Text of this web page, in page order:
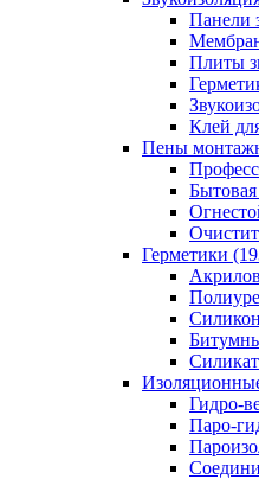
Панели
Плиты
Клей
Пены
Герметики
Гидро-
Паро-